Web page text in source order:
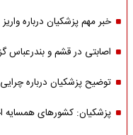
خبر مهم پزشکیان درباره
اصابتی در قشم و بندرعباس
توضیح پزشکیان درباره
پزشکیان: کشورهای همسایه